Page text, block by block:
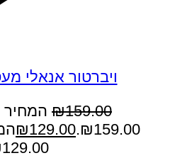
ויברטור אנאלי
₪159.00
המחיר
₪159.00.
₪129.00